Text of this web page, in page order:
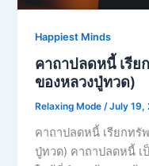
Happiest Minds
คาถาปลดหนี้ เรีย
ของหลวงปู่ทวด)
Relaxing Mode/July 19,
คาถาปลดหนี้ เรียกทรั
ปู่ทวด) คาถาปลดหนี้ เ